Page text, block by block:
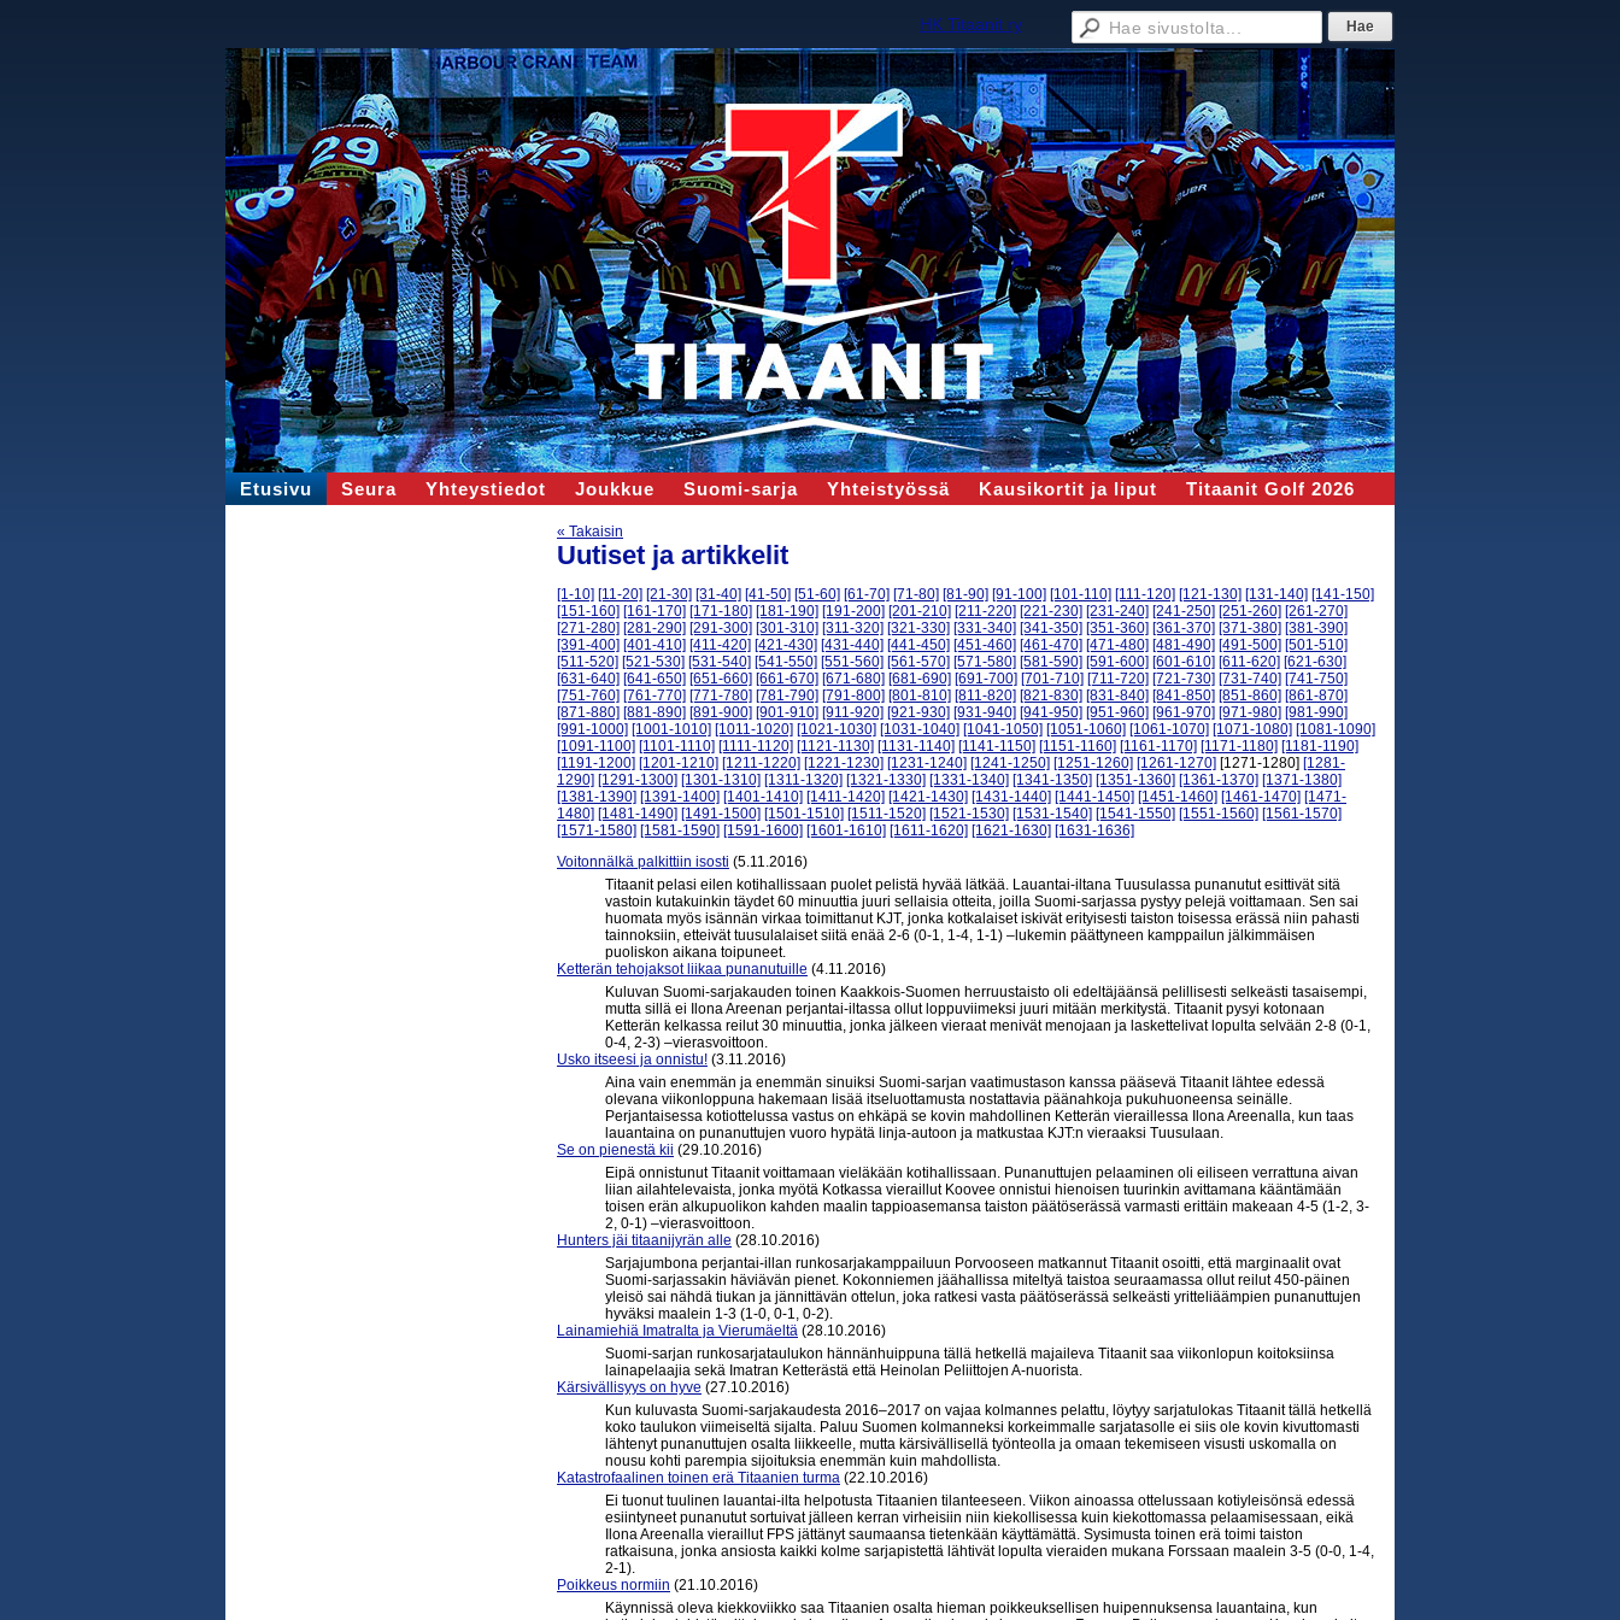
HK Titaanit ry
Etusivu Seura Yhteystiedot Joukkue Suomi-sarja Yhteistyössä Kausikortit ja liput Titaanit Golf 2026
« Takaisin
Uutiset ja artikkelit
[1-10] [11-20] [21-30] [31-40] [41-50] [51-60] [61-70] [71-80] [81-90] [91-100] [101-110] [111-120] [121-130] [131-140] [141-150]
[151-160] [161-170] [171-180] [181-190] [191-200] [201-210] [211-220] [221-230] [231-240] [241-250] [251-260] [261-270]
[271-280] [281-290] [291-300] [301-310] [311-320] [321-330] [331-340] [341-350] [351-360] [361-370] [371-380] [381-390]
[391-400] [401-410] [411-420] [421-430] [431-440] [441-450] [451-460] [461-470] [471-480] [481-490] [491-500] [501-510]
[511-520] [521-530] [531-540] [541-550] [551-560] [561-570] [571-580] [581-590] [591-600] [601-610] [611-620] [621-630]
[631-640] [641-650] [651-660] [661-670] [671-680] [681-690] [691-700] [701-710] [711-720] [721-730] [731-740] [741-750]
[751-760] [761-770] [771-780] [781-790] [791-800] [801-810] [811-820] [821-830] [831-840] [841-850] [851-860] [861-870]
[871-880] [881-890] [891-900] [901-910] [911-920] [921-930] [931-940] [941-950] [951-960] [961-970] [971-980] [981-990]
[991-1000] [1001-1010] [1011-1020] [1021-1030] [1031-1040] [1041-1050] [1051-1060] [1061-1070] [1071-1080] [1081-1090]
[1091-1100] [1101-1110] [1111-1120] [1121-1130] [1131-1140] [1141-1150] [1151-1160] [1161-1170] [1171-1180] [1181-1190]
[1191-1200] [1201-1210] [1211-1220] [1221-1230] [1231-1240] [1241-1250] [1251-1260] [1261-1270] [1271-1280] [1281-
1290] [1291-1300] [1301-1310] [1311-1320] [1321-1330] [1331-1340] [1341-1350] [1351-1360] [1361-1370] [1371-1380]
[1381-1390] [1391-1400] [1401-1410] [1411-1420] [1421-1430] [1431-1440] [1441-1450] [1451-1460] [1461-1470] [1471-
1480] [1481-1490] [1491-1500] [1501-1510] [1511-1520] [1521-1530] [1531-1540] [1541-1550] [1551-1560] [1561-1570]
[1571-1580] [1581-1590] [1591-1600] [1601-1610] [1611-1620] [1621-1630] [1631-1636]
Voitonnälkä palkittiin isosti (5.11.2016)
Titaanit pelasi eilen kotihallissaan puolet pelistä hyvää lätkää. Lauantai-iltana Tuusulassa punanutut esittivät sitä
vastoin kutakuinkin täydet 60 minuuttia juuri sellaisia otteita, joilla Suomi-sarjassa pystyy pelejä voittamaan. Sen sai
huomata myös isännän virkaa toimittanut KJT, jonka kotkalaiset iskivät erityisesti taiston toisessa erässä niin pahasti
tainnoksiin, etteivät tuusulalaiset siitä enää 2-6 (0-1, 1-4, 1-1) –lukemin päättyneen kamppailun jälkimmäisen
puoliskon aikana toipuneet.
Ketterän tehojaksot liikaa punanutuille (4.11.2016)
Kuluvan Suomi-sarjakauden toinen Kaakkois-Suomen herruustaisto oli edeltäjäänsä pelillisesti selkeästi tasaisempi,
mutta sillä ei Ilona Areenan perjantai-iltassa ollut loppuviimeksi juuri mitään merkitystä. Titaanit pysyi kotonaan
Ketterän kelkassa reilut 30 minuuttia, jonka jälkeen vieraat menivät menojaan ja laskettelivat lopulta selvään 2-8 (0-1,
0-4, 2-3) –vierasvoittoon.
Usko itseesi ja onnistu! (3.11.2016)
Aina vain enemmän ja enemmän sinuiksi Suomi-sarjan vaatimustason kanssa pääsevä Titaanit lähtee edessä
olevana viikonloppuna hakemaan lisää itseluottamusta nostattavia päänahkoja pukuhuoneensa seinälle.
Perjantaisessa kotiottelussa vastus on ehkäpä se kovin mahdollinen Ketterän vieraillessa Ilona Areenalla, kun taas
lauantaina on punanuttujen vuoro hypätä linja-autoon ja matkustaa KJT:n vieraaksi Tuusulaan.
Se on pienestä kii (29.10.2016)
Eipä onnistunut Titaanit voittamaan vieläkään kotihallissaan. Punanuttujen pelaaminen oli eiliseen verrattuna aivan
liian ailahtelevaista, jonka myötä Kotkassa vieraillut Koovee onnistui hienoisen tuurinkin avittamana kääntämään
toisen erän alkupuolikon kahden maalin tappioasemansa taiston päätöserässä varmasti erittäin makeaan 4-5 (1-2, 3-
2, 0-1) –vierasvoittoon.
Hunters jäi titaanijyrän alle (28.10.2016)
Sarjajumbona perjantai-illan runkosarjakamppailuun Porvooseen matkannut Titaanit osoitti, että marginaalit ovat
Suomi-sarjassakin häviävän pienet. Kokonniemen jäähallissa miteltyä taistoa seuraamassa ollut reilut 450-päinen
yleisö sai nähdä tiukan ja jännittävän ottelun, joka ratkesi vasta päätöserässä selkeästi yritteliäämpien punanuttujen
hyväksi maalein 1-3 (1-0, 0-1, 0-2).
Lainamiehiä Imatralta ja Vierumäeltä (28.10.2016)
Suomi-sarjan runkosarjataulukon hännänhuippuna tällä hetkellä majaileva Titaanit saa viikonlopun koitoksiinsa
lainapelaajia sekä Imatran Ketterästä että Heinolan Peliittojen A-nuorista.
Kärsivällisyys on hyve (27.10.2016)
Kun kuluvasta Suomi-sarjakaudesta 2016–2017 on vajaa kolmannes pelattu, löytyy sarjatulokas Titaanit tällä hetkellä
koko taulukon viimeiseltä sijalta. Paluu Suomen kolmanneksi korkeimmalle sarjatasolle ei siis ole kovin kivuttomasti
lähtenyt punanuttujen osalta liikkeelle, mutta kärsivällisellä työnteolla ja omaan tekemiseen visusti uskomalla on
nousu kohti parempia sijoituksia enemmän kuin mahdollista.
Katastrofaalinen toinen erä Titaanien turma (22.10.2016)
Ei tuonut tuulinen lauantai-ilta helpotusta Titaanien tilanteeseen. Viikon ainoassa ottelussaan kotiyleisönsä edessä
esiintyneet punanutut sortuivat jälleen kerran virheisiin niin kiekollisessa kuin kiekottomassa pelaamisessaan, eikä
Ilona Areenalla vieraillut FPS jättänyt saumaansa tietenkään käyttämättä. Sysimusta toinen erä toimi taiston
ratkaisuna, jonka ansiosta kaikki kolme sarjapistettä lähtivät lopulta vieraiden mukana Forssaan maalein 3-5 (0-0, 1-4,
2-1).
Poikkeus normiin (21.10.2016)
Käynnissä oleva kiekkoviikko saa Titaanien osalta hieman poikkeuksellisen huipennuksensa lauantaina, kun